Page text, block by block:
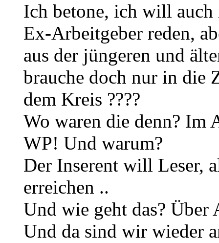
Ich betone, ich will auch
Ex-Arbeitgeber reden,
aus der jüngeren und
brauche doch nur in die
dem Kreis ????
Wo waren die denn? Im
WP! Und warum?
Der Inserent will Leser,
erreichen ..
Und wie geht das? Über
Und da sind wir wieder